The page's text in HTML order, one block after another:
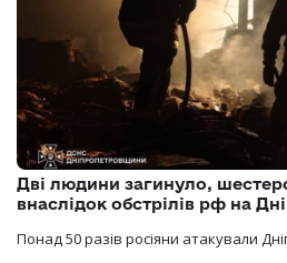
Дві людини загинуло,
внаслідок обстрілів рф на
Понад 50 разів росіяни атакували